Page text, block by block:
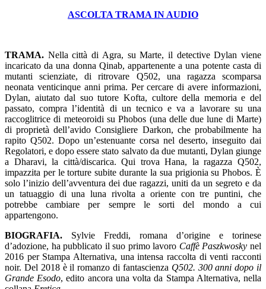
ASCOLTA TRAMA IN AUDIO
TRAMA. Nella città di Agra, su Marte, il detective Dylan viene
incaricato da una donna Qinab, appartenente a una potente casta di
mutanti scienziate, di ritrovare Q502, una ragazza scomparsa
neonata venticinque anni prima. Per cercare di avere informazioni,
Dylan, aiutato dal suo tutore Kofta, cultore della memoria e del
passato, compra l’identità di un tecnico e va a lavorare su una
raccoglitrice di meteoroidi su Phobos (una delle due lune di Marte)
di proprietà dell’avido Consigliere Darkon, che probabilmente ha
rapito Q502. Dopo un’estenuante corsa nel deserto, inseguito dai
Regolatori, e dopo essere stato salvato da due mutanti, Dylan giunge
a Dharavi, la città/discarica. Qui trova Hana, la ragazza Q502,
impazzita per le torture subite durante la sua prigionia su Phobos. È
solo l’inizio dell’avventura dei due ragazzi, uniti da un segreto e da
un tatuaggio di una luna rivolta a oriente con tre puntini, che
potrebbe cambiare per sempre le sorti del mondo a cui
appartengono.
BIOGRAFIA. Sylvie Freddi, romana d’origine e torinese
d’adozione, ha pubblicato il suo primo lavoro Caffè Paszkwosky nel
2016 per Stampa Alternativa, una intensa raccolta di venti racconti
noir. Del 2018 è il romanzo di fantascienza Q502. 300 anni dopo il
Grande Esodo, edito ancora una volta da Stampa Alternativa, nella